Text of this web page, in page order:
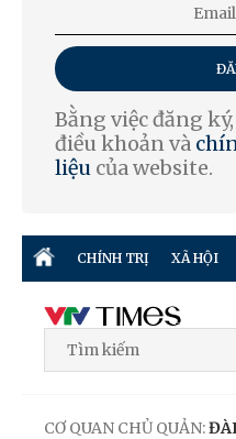
Bằng việc đăng
điều khoản và
liệu của website.
CHÍNH TRỊ XÃ HỘI
CƠ QUAN CHỦ QUẢN: